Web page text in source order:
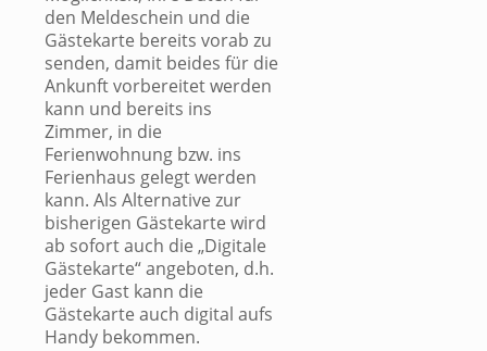
den Meldeschein und die
Gästekarte bereits vorab zu
senden, damit beides für die
Ankunft vorbereitet werden
kann und bereits ins
Zimmer, in die
Ferienwohnung bzw. ins
Ferienhaus gelegt werden
kann. Als Alternative zur
bisherigen Gästekarte wird
ab sofort auch die „Digitale
Gästekarte“ angeboten, d.h.
jeder Gast kann die
Gästekarte auch digital aufs
Handy bekommen.